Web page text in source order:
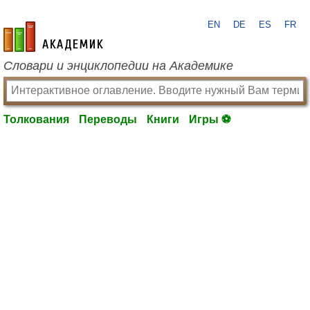
academic.ru
EN DE ES FR
Словари и энциклопедии на Академике
Толкования Переводы Книги Игры ⚽